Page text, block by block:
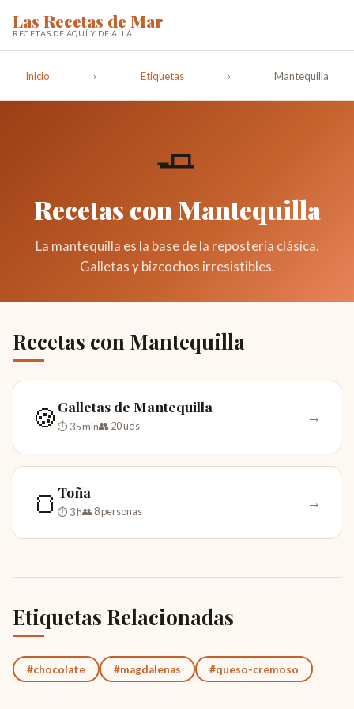
Las Recetas de Mar
RECETAS DE AQUÍ Y DE ALLÁ
Inicio › Etiquetas › Mantequilla
🧈
Recetas con Mantequilla
La mantequilla es la base de la repostería clásica.
Galletas y bizcochos irresistibles.
Recetas con Mantequilla
🍪 Galletas de Mantequilla
⏱ 35 min👥 20 uds →
🍞 Toña
⏱ 3 h👥 8 personas →
Etiquetas Relacionadas
#chocolate #magdalenas #queso-cremoso